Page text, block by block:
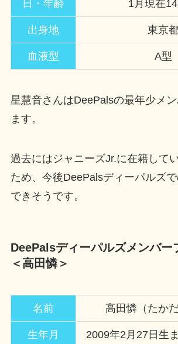
日・年齢
1月現在14
出身地 東京
血液型 A型
星慧音さんはDeePalsの最年少メ
ます。
過去にはジャニーズJr.に在籍して
ため、今後DeePalsディーパルズ
できそうです。
DeePalsディーパルズメンバー
＜高田憐＞
名前 高田憐（たか
生年月
2009年2月27日生